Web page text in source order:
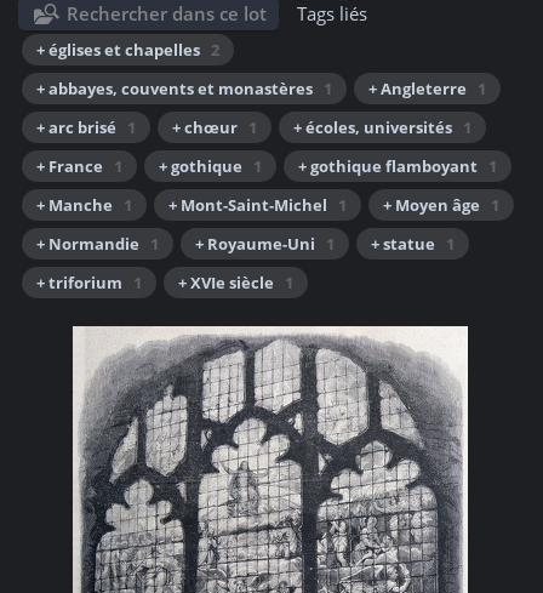
Rechercher dans ce lot Tags liés
+ églises et chapelles 2
+ abbayes, couvents et monastères 1 + Angleterre
1
+ arc brisé
1 + chœur 1 + écoles, universités 1
+ France
1 + gothique 1 + gothique flamboyant 1
+ Manche
1 + Mont-Saint-Michel 1 + Moyen âge
1
+ Normandie
1 + Royaume-Uni 1 + statue
1
+ triforium
1 + XVIe siècle 1